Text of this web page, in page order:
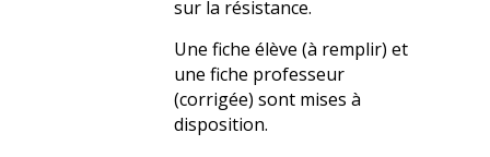
sur la résistance.
Une fiche élève (à remplir) et
une fiche professeur
(corrigée) sont mises à
disposition.